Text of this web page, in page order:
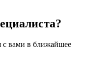
с вами в ближайшее